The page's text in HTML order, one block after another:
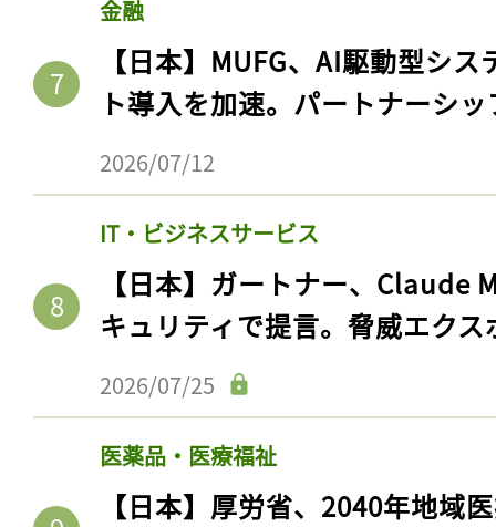
金融
【日本】MUFG、AI駆動型シ
ト導入を加速。パートナーシ
2026/07/12
IT・ビジネスサービス
【日本】ガートナー、Claude
キュリティで提言。脅威エク
2026/07/25
医薬品・医療福祉
【日本】厚労省、2040年地域
会員登録